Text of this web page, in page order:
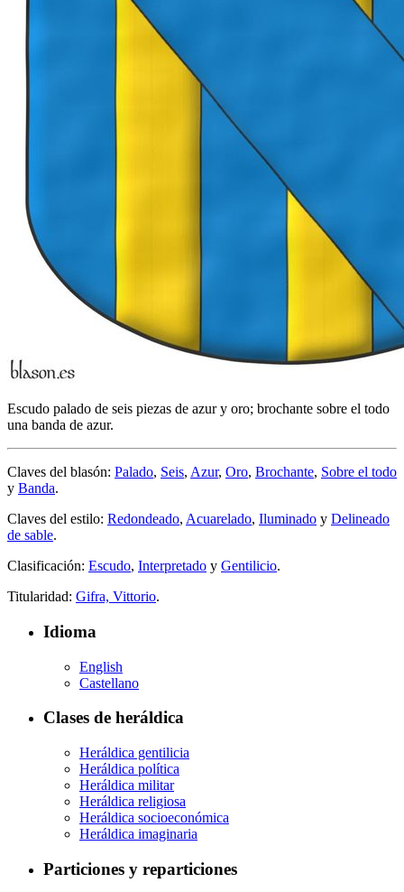
Escudo palado de seis piezas de azur y oro; brochante sobre el todo
una banda de azur.
Claves del blasón: Palado, Seis, Azur, Oro, Brochante, Sobre el todo
y Banda.
Claves del estilo: Redondeado, Acuarelado, Iluminado y Delineado
de sable.
Clasificación: Escudo, Interpretado y Gentilicio.
Titularidad: Gifra, Vittorio.
Idioma
English
Castellano
Clases de heráldica
Heráldica gentilicia
Heráldica política
Heráldica militar
Heráldica religiosa
Heráldica socioeconómica
Heráldica imaginaria
Particiones y reparticiones